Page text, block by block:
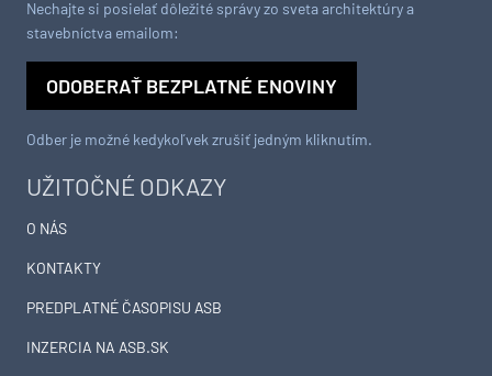
UŽITOČNÉ ODKAZY
O NÁS
KONTAKTY
PREDPLATNÉ ČASOPISU ASB
INZERCIA NA ASB.SK
Nechajte si posielať dôležité správy zo sveta architektúry a
stavebníctva emailom:
ODOBERAŤ BEZPLATNÉ ENOVINY
Odber je možné kedykoľvek zrušiť jedným kliknutím.